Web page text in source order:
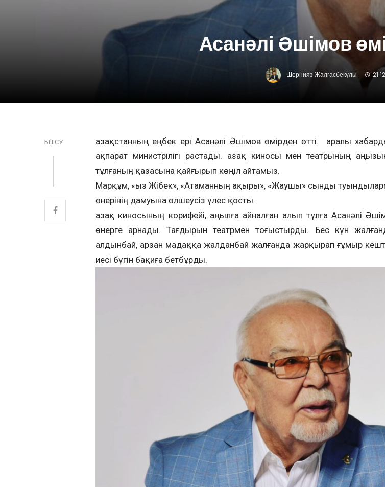
Асанәлі Әшімов
Шернияз Жалғасбекұлы
БӨЛІСУ
Қазақстанның еңбек ері Асанәлі Әшімов өмірден өтті. Қаралы
ақпарат министрілігі растады. Қазақ киносы мен театрының
тұлғаның қазасына қайғырып көңіл айтамыз.
Марқұм, «Қыз Жібек», «Атаманның ақыры», «Жаушы» сынды
өнерінің дамуына өлшеусіз үлес қосты.
Қазақ киносының корифейі, аңылға айналған алып тұлға Асанәлі
өнерге арнады. Тағдырын театрмен тоғыстырды. Бес күн
алдынбай, арзан мадаққа жалданбай жалғанда жарқырап ғұмыр
иесі бүгін бақиға бетбұрды.